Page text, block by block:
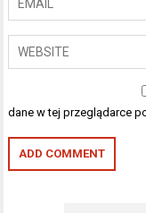
dane w tej przeglądarce